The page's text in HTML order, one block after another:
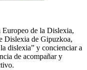
Europeo de la Dislexia,
Dislexia de Gipuzkoa,
dislexia” y concienciar a
de acompañar y